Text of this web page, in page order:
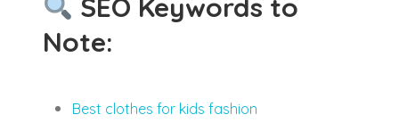
SEO Keywords to
Note:
Best clothes for kids fashion